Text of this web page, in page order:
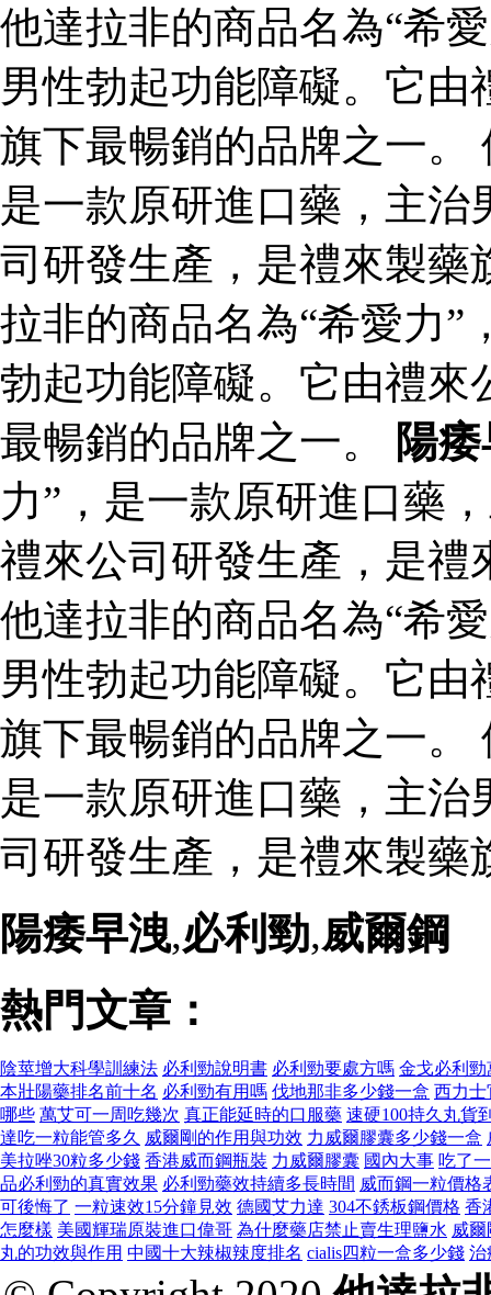
他達拉非的商品名為“希
男性勃起功能障礙。它
旗下最暢銷的品牌之一。
是一款原研進口藥，主
司研發生產，是禮來製藥
拉非的商品名為“希愛力”
勃起功能障礙。它由禮來
最暢銷的品牌之一。
陽
力”，是一款原研進口藥
禮來公司研發生產，是禮
他達拉非的商品名為“希
男性勃起功能障礙。它
旗下最暢銷的品牌之一。
是一款原研進口藥，主
司研發生產，是禮來製藥
陽痿早洩,必利勁,威爾鋼
熱門文章：
陰莖增大科學訓練法 必利勁說明書 必利勁要處方嗎 金戈必利
本壯陽藥排名前十名 必利勁有用嗎 伐地那非多少錢一盒 西力士
哪些 萬艾可一周吃幾次 真正能延時的口服藥 速硬100持久丸貨
達吃一粒能管多久 威爾剛的作用與功效 力威爾膠囊多少錢一盒
美拉唑30粒多少錢 香港威而鋼瓶裝 力威爾膠囊 國內大事 吃了
品必利勁的真實效果 必利勁藥效持續多長時間 威而鋼一粒價格
可後悔了 一粒速效15分鐘見效 德國艾力達 304不銹板鋼價格 香
怎麼樣 美國輝瑞原裝進口偉哥 為什麼藥店禁止賣生理鹽水 威
丸的功效與作用 中國十大辣椒辣度排名 cialis四粒一盒多少錢 治